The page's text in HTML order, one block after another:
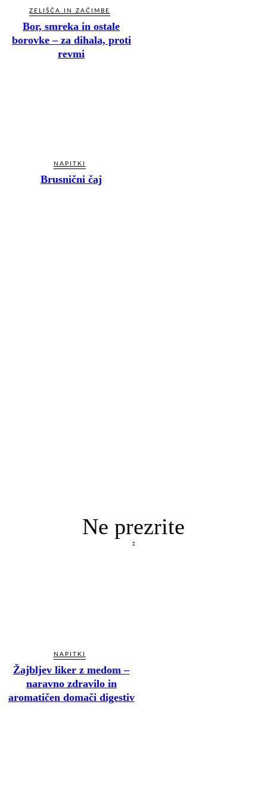
ZELIŠČA IN ZAČIMBE
Bor, smreka in ostale
borovke – za dihala, proti
revmi
NAPITKI
Brusnični čaj
Ne prezrite
NAPITKI
Žajbljev liker z medom –
naravno zdravilo in
aromatičen domači digestiv